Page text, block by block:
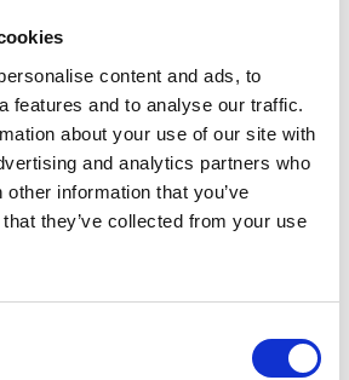
content and ads, to
features and to analyse our traffic.
about your use of our site with
and analytics partners who
information that you’ve
they’ve collected from your use
Veränderungen
durchlaufen
Reorganisationen und